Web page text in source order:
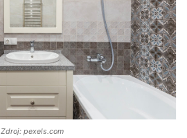
Zdroj: pexels.com